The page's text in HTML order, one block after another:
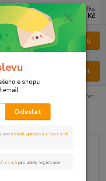
Menu
Hledat
0 ks
0 Kč
Pupava kořen
e shopu
email
Odeslat
podmínek zpracování osobních
údajů pro účely registrace.